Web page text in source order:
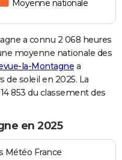
Moyenne nationale
a connu 2 068 heures
moyenne nationale des
la-Montagne a
de soleil en 2025. La
853 du classement des
en 2025
Météo France